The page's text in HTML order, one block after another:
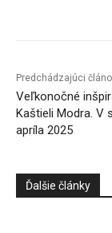
Predchádzajúci
Veľkonočné
Kaštieli Modra. V
apríla 2025
Ďalšie články